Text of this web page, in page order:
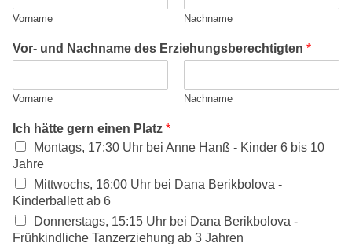
Vorname Nachname
Vor- und Nachname des Erziehungsberechtigten *
Vorname Nachname
Ich hätte gern einen Platz *
Montags, 17:30 Uhr bei Anne Hanß - Kinder 6 bis 10
Jahre
Mittwochs, 16:00 Uhr bei Dana Berikbolova -
Kinderballett ab 6
Donnerstags, 15:15 Uhr bei Dana Berikbolova -
Frühkindliche Tanzerziehung ab 3 Jahren